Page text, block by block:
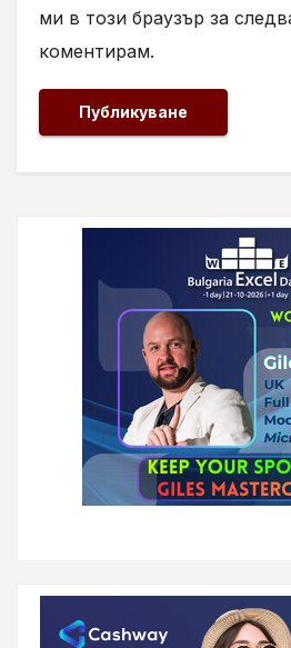
ми в този браузър за
коментирам.